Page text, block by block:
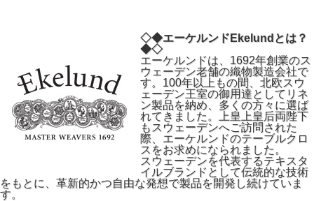
◇◆エーケルンドEkelundとは？
◆◇
エーケルンドは、1692年創業のス
ウェーデン老舗の織物製造会社で
す。100年以上もの間、北欧スウ
ェーデン王室の御用達としてリネ
ン製品を納め、多くの方々に選ば
れてきました。上皇上皇后両陛下
もスウェーデンへご訪問された
際、エーケルンドのテーブルクロ
スをお求めになられました。
スウェーデンを代表するテキスタ
イルブランドとして伝統的な技術
をもとに、革新的かつ自由な発想で製品を開発し続けていま
す。